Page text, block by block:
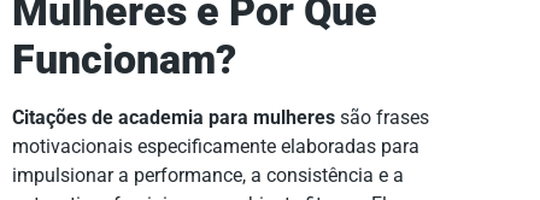
Mulheres e Por Que
Funcionam?
Citações de academia para mulheres são frases
motivacionais especificamente elaboradas para
impulsionar a performance, a consistência e a